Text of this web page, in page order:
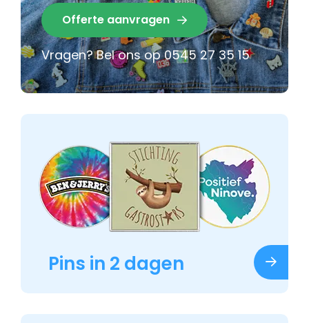
Offerte aanvragen
Vragen? Bel ons op0545 27 35 15
Pins in 2 dagen